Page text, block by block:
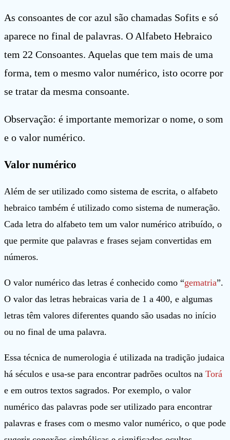
As consoantes de cor azul são chamadas Sofits e só
aparece no final de palavras. O Alfabeto Hebraico
tem 22 Consoantes. Aquelas que tem mais de uma
forma, tem o mesmo valor numérico, isto ocorre por
se tratar da mesma consoante.
Observação: é importante memorizar o nome, o som
e o valor numérico.
Valor numérico
Além de ser utilizado como sistema de escrita, o alfabeto
hebraico também é utilizado como sistema de numeração.
Cada letra do alfabeto tem um valor numérico atribuído, o
que permite que palavras e frases sejam convertidas em
números.
O valor numérico das letras é conhecido como “gematria”.
O valor das letras hebraicas varia de 1 a 400, e algumas
letras têm valores diferentes quando são usadas no início
ou no final de uma palavra.
Essa técnica de numerologia é utilizada na tradição judaica
há séculos e usa-se para encontrar padrões ocultos na Torá
e em outros textos sagrados. Por exemplo, o valor
numérico das palavras pode ser utilizado para encontrar
palavras e frases com o mesmo valor numérico, o que pode